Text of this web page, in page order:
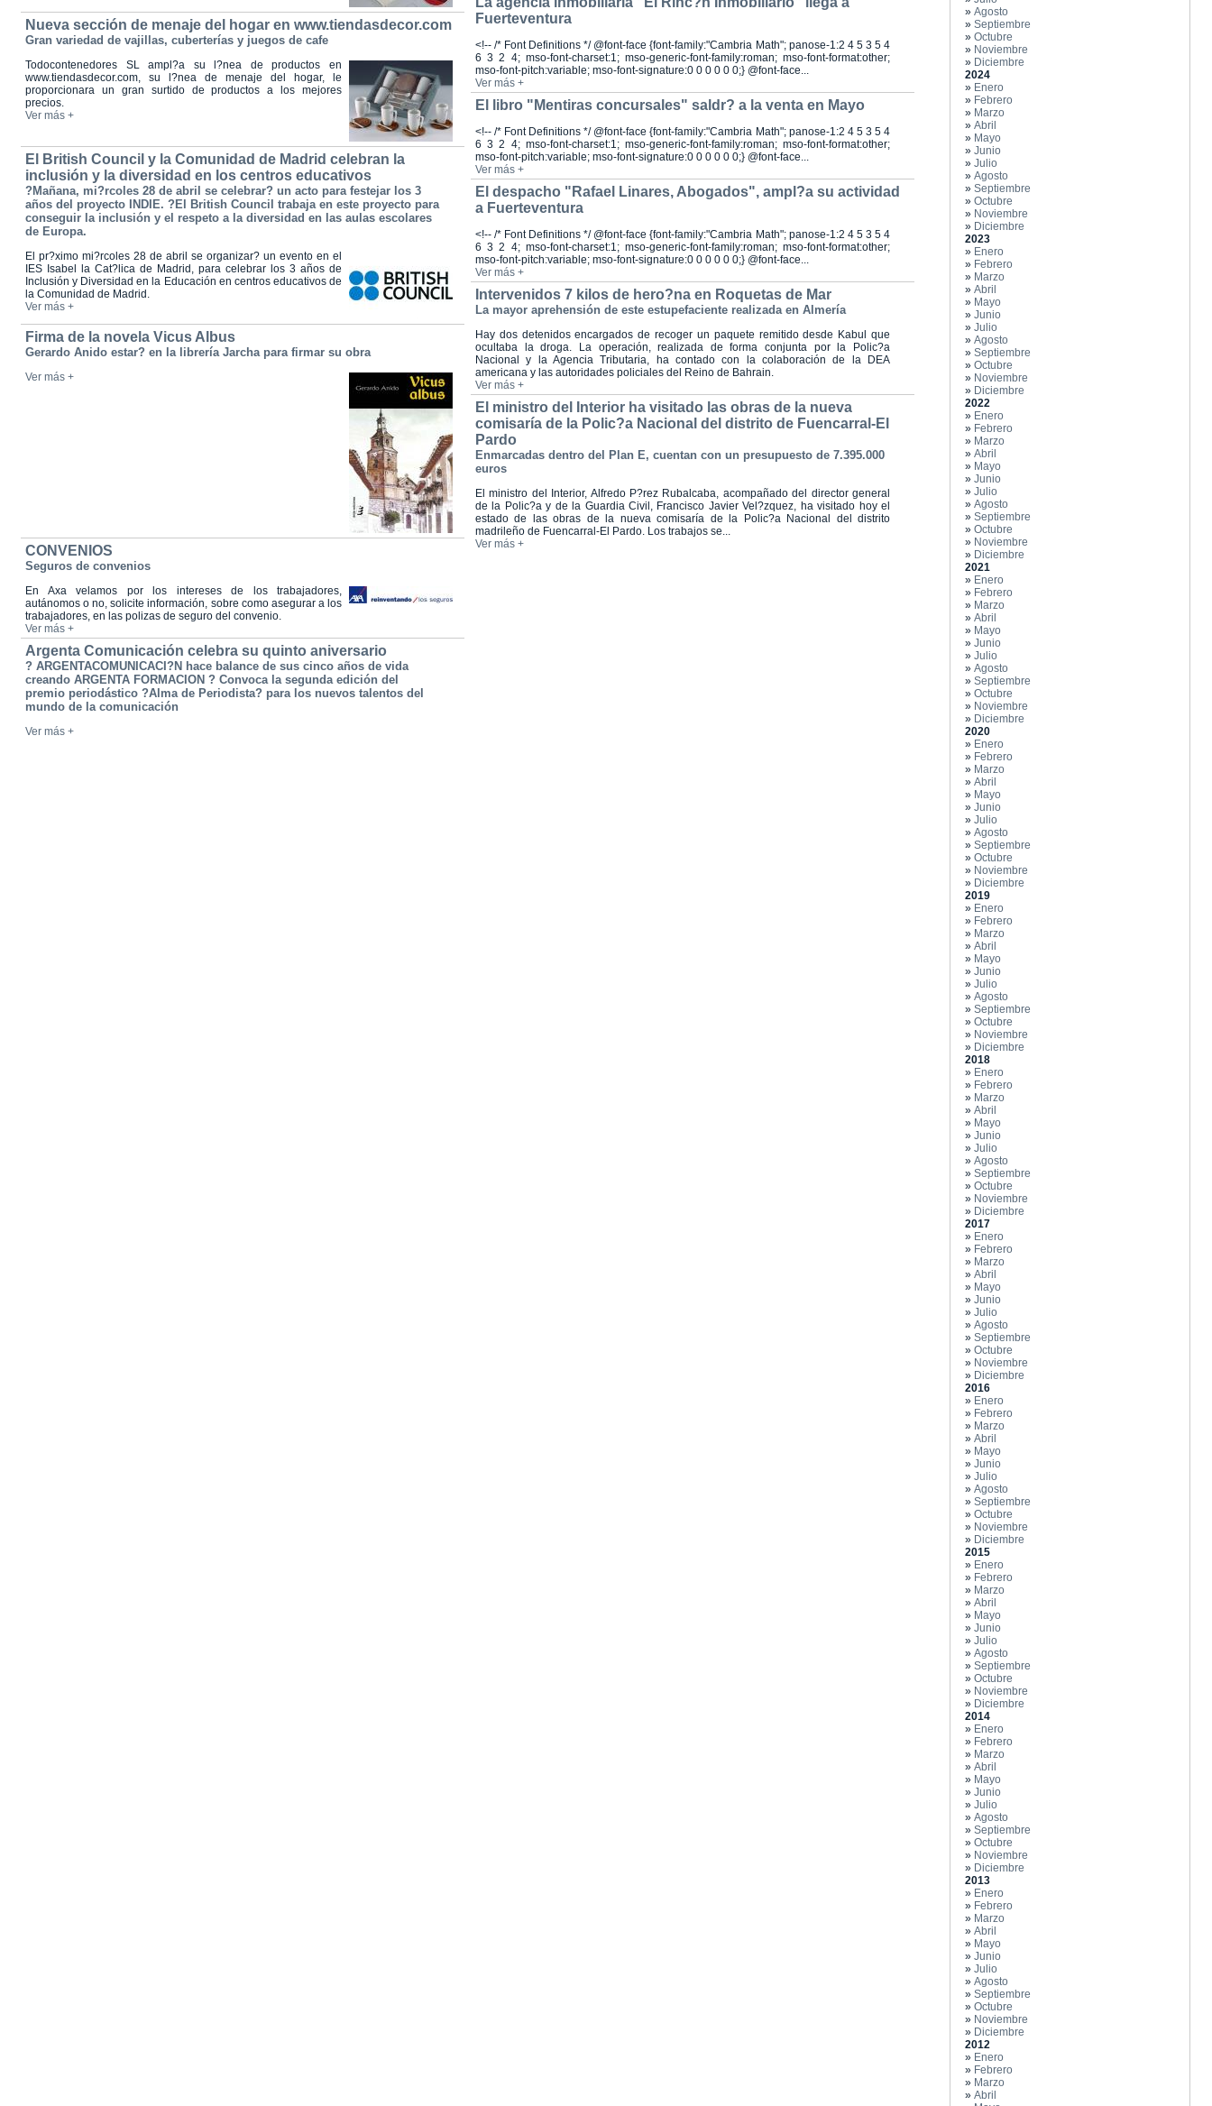
Nueva sección de menaje del hogar en www.tiendasdecor.com
Gran variedad de vajillas, cuberterías y juegos de cafe
Todocontenedores SL ampl?a su l?nea de productos en
www.tiendasdecor.com, su l?nea de menaje del hogar, le
proporcionara un gran surtido de productos a los mejores
precios.
Ver más +
El British Council y la Comunidad de Madrid celebran la
inclusión y la diversidad en los centros educativos
?Mañana, mi?rcoles 28 de abril se celebrar? un acto para festejar los 3
años del proyecto INDIE. ?El British Council trabaja en este proyecto para
conseguir la inclusión y el respeto a la diversidad en las aulas escolares
de Europa.
El pr?ximo mi?rcoles 28 de abril se organizar? un evento en el
IES Isabel la Cat?lica de Madrid, para celebrar los 3 años de
Inclusión y Diversidad en la Educación en centros educativos de
la Comunidad de Madrid.
Ver más +
Firma de la novela Vicus Albus
Gerardo Anido estar? en la librería Jarcha para firmar su obra
Ver más +
CONVENIOS
Seguros de convenios
En Axa velamos por los intereses de los trabajadores,
autánomos o no, solicite información, sobre como asegurar a los
trabajadores, en las polizas de seguro del convenio.
Ver más +
Argenta Comunicación celebra su quinto aniversario
? ARGENTACOMUNICACI?N hace balance de sus cinco años de vida
creando ARGENTA FORMACION ? Convoca la segunda edición del
premio periodástico ?Alma de Periodista? para los nuevos talentos del
mundo de la comunicación
Ver más +
Fuerteventura
<!-- /* Font Definitions */ @font-face {font-family:"Cambria Math"; panose-1:2 4 5 3 5 4
6 3 2 4; mso-font-charset:1; mso-generic-font-family:roman; mso-font-format:other;
mso-font-pitch:variable; mso-font-signature:0 0 0 0 0 0;} @font-face...
Ver más +
El libro "Mentiras concursales" saldr? a la venta en Mayo
<!-- /* Font Definitions */ @font-face {font-family:"Cambria Math"; panose-1:2 4 5 3 5 4
6 3 2 4; mso-font-charset:1; mso-generic-font-family:roman; mso-font-format:other;
mso-font-pitch:variable; mso-font-signature:0 0 0 0 0 0;} @font-face...
Ver más +
El despacho "Rafael Linares, Abogados", ampl?a su actividad
a Fuerteventura
<!-- /* Font Definitions */ @font-face {font-family:"Cambria Math"; panose-1:2 4 5 3 5 4
6 3 2 4; mso-font-charset:1; mso-generic-font-family:roman; mso-font-format:other;
mso-font-pitch:variable; mso-font-signature:0 0 0 0 0 0;} @font-face...
Ver más +
Intervenidos 7 kilos de hero?na en Roquetas de Mar
La mayor aprehensión de este estupefaciente realizada en Almería
Hay dos detenidos encargados de recoger un paquete remitido desde Kabul que
ocultaba la droga. La operación, realizada de forma conjunta por la Polic?a
Nacional y la Agencia Tributaria, ha contado con la colaboración de la DEA
americana y las autoridades policiales del Reino de Bahrain.
Ver más +
El ministro del Interior ha visitado las obras de la nueva
comisaría de la Polic?a Nacional del distrito de Fuencarral-El
Pardo
Enmarcadas dentro del Plan E, cuentan con un presupuesto de 7.395.000
euros
El ministro del Interior, Alfredo P?rez Rubalcaba, acompañado del director general
de la Polic?a y de la Guardia Civil, Francisco Javier Vel?zquez, ha visitado hoy el
estado de las obras de la nueva comisaría de la Polic?a Nacional del distrito
madrileño de Fuencarral-El Pardo. Los trabajos se...
Ver más +
» Agosto
» Septiembre
» Octubre
» Noviembre
» Diciembre
2024
» Enero
» Febrero
» Marzo
» Abril
» Mayo
» Junio
» Julio
» Agosto
» Septiembre
» Octubre
» Noviembre
» Diciembre
2023
» Enero
» Febrero
» Marzo
» Abril
» Mayo
» Junio
» Julio
» Agosto
» Septiembre
» Octubre
» Noviembre
» Diciembre
2022
» Enero
» Febrero
» Marzo
» Abril
» Mayo
» Junio
» Julio
» Agosto
» Septiembre
» Octubre
» Noviembre
» Diciembre
2021
» Enero
» Febrero
» Marzo
» Abril
» Mayo
» Junio
» Julio
» Agosto
» Septiembre
» Octubre
» Noviembre
» Diciembre
2020
» Enero
» Febrero
» Marzo
» Abril
» Mayo
» Junio
» Julio
» Agosto
» Septiembre
» Octubre
» Noviembre
» Diciembre
2019
» Enero
» Febrero
» Marzo
» Abril
» Mayo
» Junio
» Julio
» Agosto
» Septiembre
» Octubre
» Noviembre
» Diciembre
2018
» Enero
» Febrero
» Marzo
» Abril
» Mayo
» Junio
» Julio
» Agosto
» Septiembre
» Octubre
» Noviembre
» Diciembre
2017
» Enero
» Febrero
» Marzo
» Abril
» Mayo
» Junio
» Julio
» Agosto
» Septiembre
» Octubre
» Noviembre
» Diciembre
2016
» Enero
» Febrero
» Marzo
» Abril
» Mayo
» Junio
» Julio
» Agosto
» Septiembre
» Octubre
» Noviembre
» Diciembre
2015
» Enero
» Febrero
» Marzo
» Abril
» Mayo
» Junio
» Julio
» Agosto
» Septiembre
» Octubre
» Noviembre
» Diciembre
2014
» Enero
» Febrero
» Marzo
» Abril
» Mayo
» Junio
» Julio
» Agosto
» Septiembre
» Octubre
» Noviembre
» Diciembre
2013
» Enero
» Febrero
» Marzo
» Abril
» Mayo
» Junio
» Julio
» Agosto
» Septiembre
» Octubre
» Noviembre
» Diciembre
2012
» Enero
» Febrero
» Marzo
» Abril